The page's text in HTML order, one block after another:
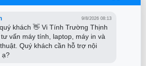
hành
đỏ VAT
9/8/2026 08:13
khách 👋 Vi Tính Trường Thịnh
vấn máy tính, laptop, máy in và
Quý khách cần hỗ trợ nội
ạ?